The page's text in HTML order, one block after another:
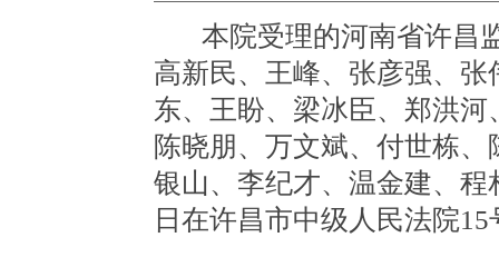
本院受理的河南省许昌
高新民、王峰、张彦强、
东、王盼、梁冰臣、郑洪
陈晓朋、万文斌、付世栋
银山、李纪才、温金建、程
日在许昌市中级人民法院15